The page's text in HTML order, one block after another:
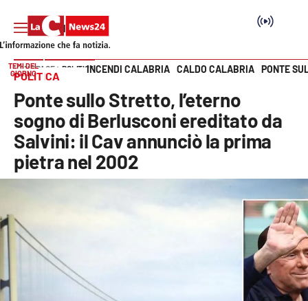
Cronaca
Politica
Economia e lavoro
Italia Mondo
Vai
TEMI DEL
GIORNO
INCENDI CALABRIA CALDO CALABRIA PONTE
HOME PAGE POLITICA
POLITICA
Ponte sullo Stretto, l’eterno
sogno di Berlusconi ereditato da
Salvini: il Cav annunciò la prima
pietra nel 2002